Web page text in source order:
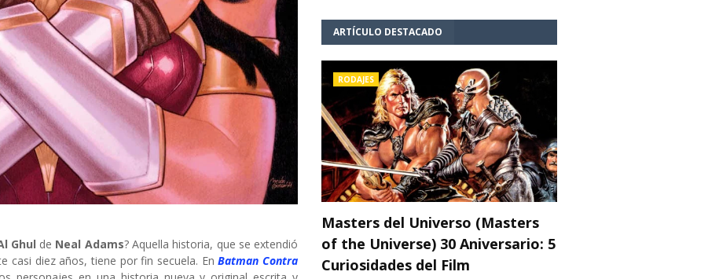
Ghul de Neal Adams? Aquella historia, que se extendió
casi diez años, tiene por fin secuela. EnBatman Contra
ARTÍCULO DESTACADO
RODAJES
Masters del Universo (Masters
of the Universe) 30 Aniversario: 5
Curiosidades del Film